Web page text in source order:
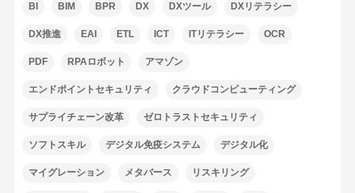
BI BIM BPR DX DXツール DXリテラシー
DX推進 EAI ETL ICT ITリテラシー OCR
PDF RPAロボット アマゾン
エンドポイントセキュリティ クラウドコンピューティング
サプライチェーン改革 ゼロトラストセキュリティ
ソフトスキル デジタル免疫システム デジタル化
マイグレーション メタバース リスキリング